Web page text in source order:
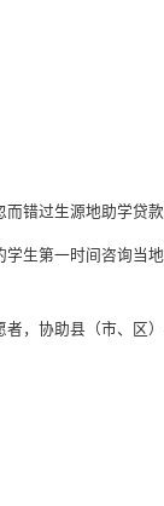
错过生源地助学贷款
生第一时间咨询当
，协助县（市、区